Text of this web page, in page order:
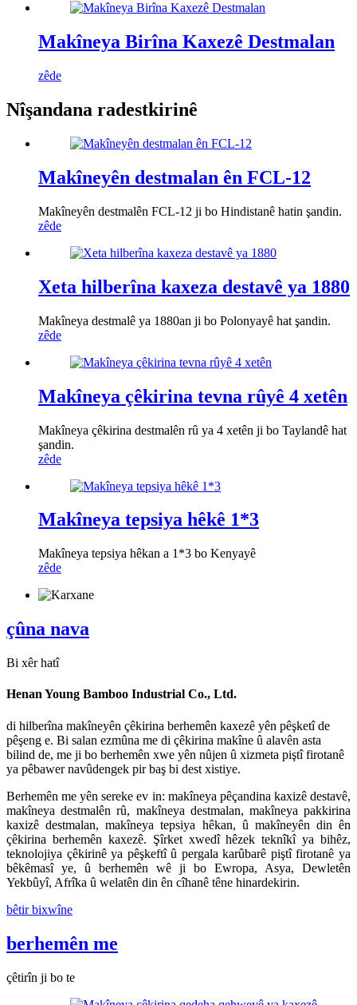
Makîneya Birîna Kaxezê Destmalan
zêde
Nîşandana radestkirinê
Makîneyên destmalan ên FCL-12
Makîneyên destmalên FCL-12 ji bo Hindistanê hatin şandin.
zêde
Xeta hilberîna kaxeza destavê ya 1880
Makîneya destmalê ya 1880an ji bo Polonyayê hat şandin.
zêde
Makîneya çêkirina tevna rûyê 4 xetên
Makîneya çêkirina destmalên rû ya 4 xetên ji bo Taylandê hat
şandin.
zêde
Makîneya tepsiya hêkê 1*3
Makîneya tepsiya hêkan a 1*3 bo Kenyayê
zêde
çûna nava
Bi xêr hatî
Henan Young Bamboo Industrial Co., Ltd.
di hilberîna makîneyên çêkirina berhemên kaxezê yên pêşketî de
pêşeng e. Bi salan ezmûna me di çêkirina makîne û alavên asta
bilind de, me ji bo berhemên xwe yên nûjen û xizmeta piştî firotanê
ya pêbawer navûdengek pir baş bi dest xistiye.
Berhemên me yên sereke ev in: makîneya pêçandina kaxizê destavê,
makîneya destmalên rû, makîneya destmalan, makîneya pakkirina
kaxizê destmalan, makîneya tepsiya hêkan, û makîneyên din ên
çêkirina berhemên kaxezê. Şîrket xwedî hêzek teknîkî ya bihêz,
teknolojiya çêkirinê ya pêşkeftî û pergala karûbarê piştî firotanê ya
bêkêmasî ye, û berhemên wê ji bo Ewropa, Asya, Dewletên
Yekbûyî, Afrîka û welatên din ên cîhanê têne hinardekirin.
bêtir bixwîne
berhemên me
çêtirîn ji bo te